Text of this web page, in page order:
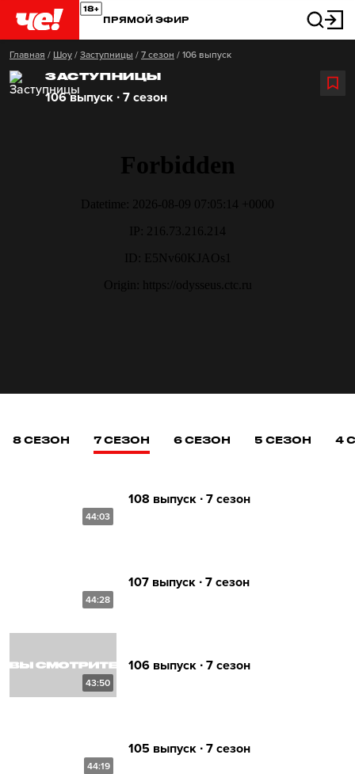
ПРЯМОЙ ЭФИР
Главная / Шоу / Заступницы / 7 сезон / 106 выпуск
ЗАСТУПНИЦЫ
106 выпуск ∙ 7 сезон
8 СЕЗОН 7 СЕЗОН 6 СЕЗОН 5 СЕЗОН 4
44:03
108 выпуск ∙ 7 сезон
44:28
107 выпуск ∙ 7 сезон
43:50
106 выпуск ∙ 7 сезон
44:19
105 выпуск ∙ 7 сезон